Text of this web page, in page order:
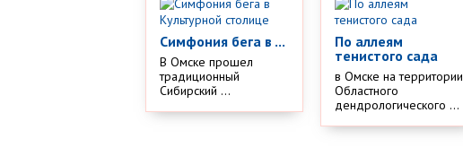
Симфония бега в ...
В Омске прошел
традиционный
Сибирский ...
По аллеям
тенистого сада
в Омске на территории
Областного
дендрологического ...